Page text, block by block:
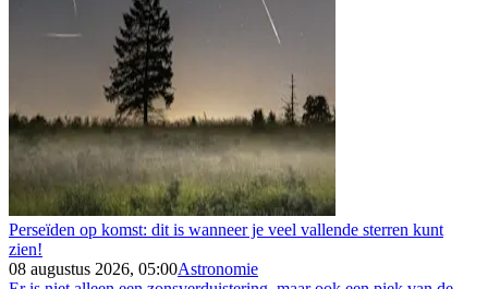
Perseïden op komst: dit is wanneer je veel vallende sterren kunt
zien!
08 augustus 2026, 05:00Astronomie